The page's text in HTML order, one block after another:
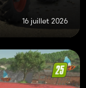
16 juillet 2026